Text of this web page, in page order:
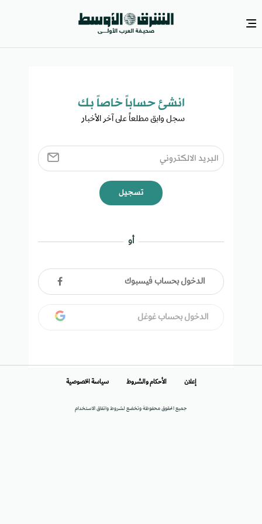
انشئ حساباً خاصاً بك​
سجل وابق مطلعاً على آخر الأخبار ​
تسجيل
أو
الدخول بحساب فيسبوك
الدخول بحساب غوغل
جميع الحقوق محفوظة وتخضع لشروط واتفاق الاستخدام
إعلان الأحكام والشروط سياسة الخصوصية